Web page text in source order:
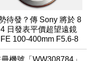
待發？傳 Sony 將於 8
4 日發表平價超望遠鏡
100-400mm F5.6-8